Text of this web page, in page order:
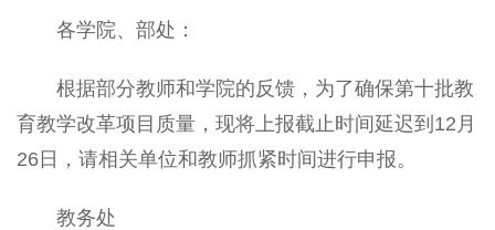
各学院、部处：
根据部分教师和学院的反馈，为了确保第十批教
育教学改革项目质量，现将上报截止时间延迟到12月
26日，请相关单位和教师抓紧时间进行申报。
教务处